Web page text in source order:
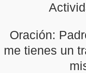
Oración:
me tienes un